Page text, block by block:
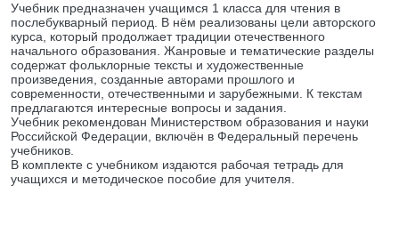
Учебник предназначен учащимся 1 класса для чтения в
послебукварный период. В нём реализованы цели авторского
курса, который продолжает традиции отечественного
начального образования. Жанровые и тематические разделы
содержат фольклорные тексты и художественные
произведения, созданные авторами прошлого и
современности, отечественными и зарубежными. К текстам
предлагаются интересные вопросы и задания.
Учебник рекомендован Министерством образования и науки
Российской Федерации, включён в Федеральный перечень
учебников.
В комплекте с учебником издаются рабочая тетрадь для
учащихся и методическое пособие для учителя.